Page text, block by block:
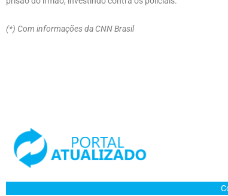
(*) Com informações da CNN Brasil